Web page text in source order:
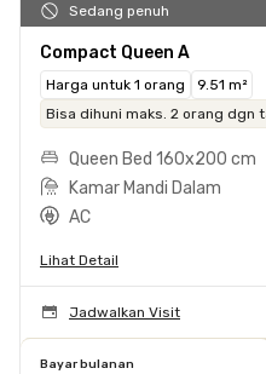
Sedang penuh
Compact Queen A
Harga untuk 1 orang
9.51 m²
Bisa dihuni maks. 2 orang dgn
Queen Bed 160x200 cm
Kamar Mandi Dalam
AC
Lihat Detail
Jadwalkan Visit
Bayar bulanan